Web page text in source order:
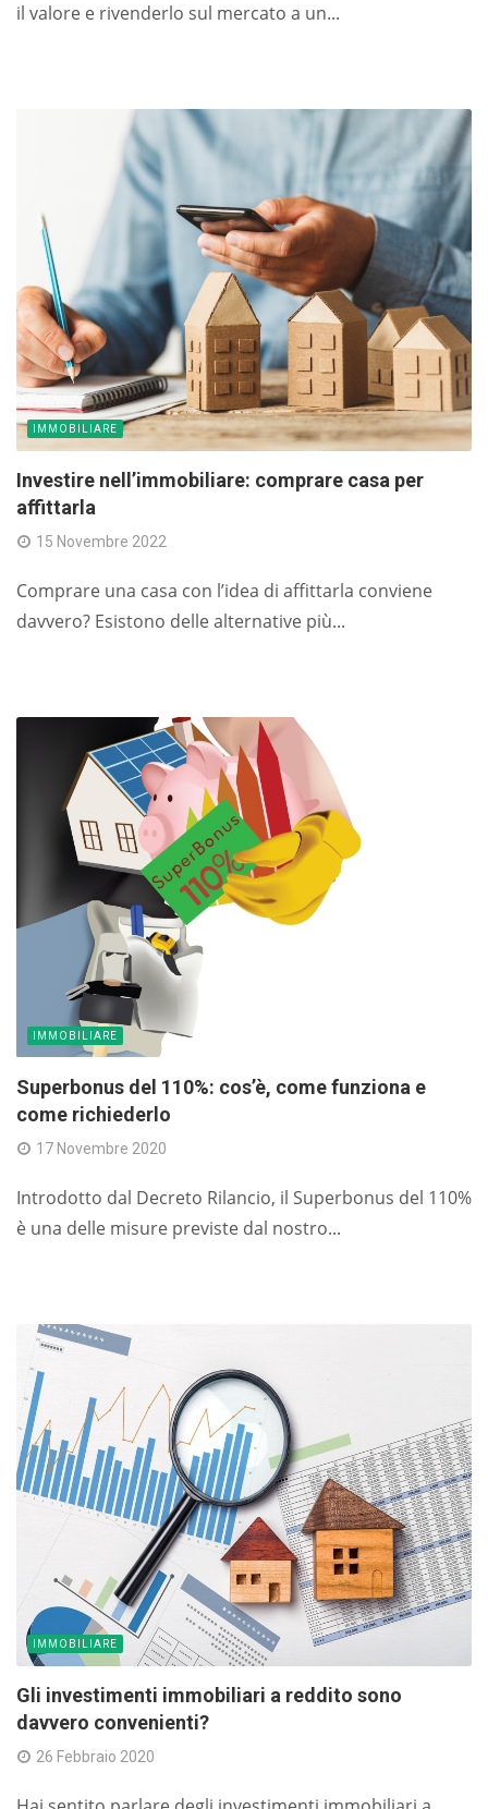
il valore e rivenderlo sul mercato a un...
IMMOBILIARE
Investire nell’immobiliare: comprare casa per
affittarla
15 Novembre 2022
Comprare una casa con l’idea di affittarla conviene
davvero? Esistono delle alternative più...
IMMOBILIARE
Superbonus del 110%: cos’è, come funziona e
come richiederlo
17 Novembre 2020
Introdotto dal Decreto Rilancio, il Superbonus del 110%
è una delle misure previste dal nostro...
IMMOBILIARE
Gli investimenti immobiliari a reddito sono
davvero convenienti?
26 Febbraio 2020